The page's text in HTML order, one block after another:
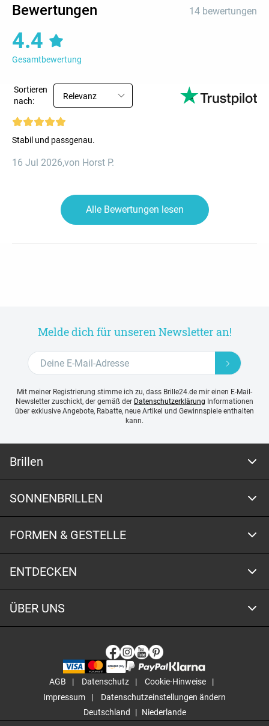
Bewertungen 14 bewertungen
4.4
Gesamtbewertung
Sortieren
nach:
Relevanz
Stabil und passgenau.
16 Jul 2026,von Horst P.
Alle Bewertungen lesen
Melde dich für unseren Newsletter an!
Mit meiner Registrierung stimme ich zu, dass Brille24.de mir einen E-Mail-
Newsletter zuschickt, der gemäß der Datenschutzerklärung Informationen
über exklusive Angebote, Rabatte, neue Artikel und Gewinnspiele enthalten
kann.
Brillen
SONNENBRILLEN
FORMEN & GESTELLE
ENTDECKEN
ÜBER UNS
AGB Datenschutz
Cookie-Hinweise
Impressum
Datenschutzeinstellungen ändern
Deutschland
Niederlande